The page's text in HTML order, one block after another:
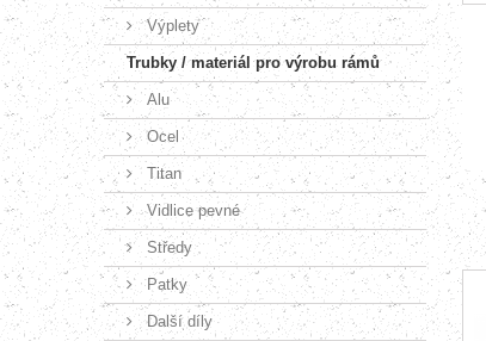
Výplety
Trubky / materiál pro výrobu rámů
Alu
Ocel
Titan
Vidlice pevné
Středy
Patky
Další díly